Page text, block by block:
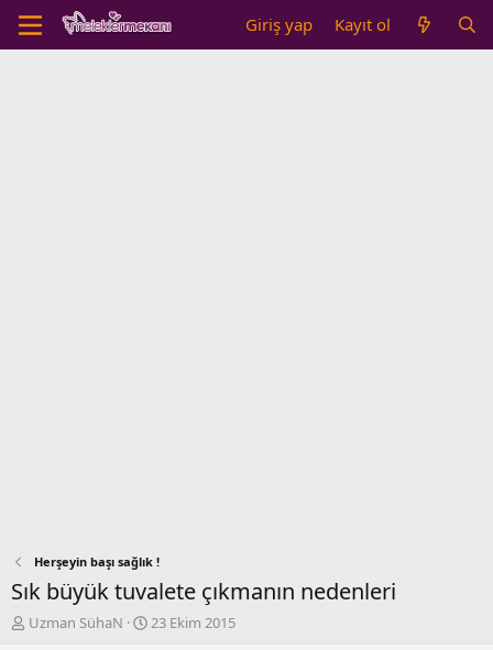
Giriş yap Kayıt ol
Herşeyin başı sağlık !
Sık büyük tuvalete çıkmanın nedenleri
K
Uzman SühaN
B
23 Ekim 2015